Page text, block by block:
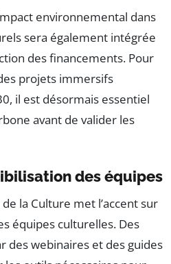
environnemental dans
sera également intégrée
des financements. Pour
projets immersifs
il est désormais essentiel
avant de valider les
des équipes
la Culture met l’accent sur
équipes culturelles. Des
des webinaires et des guides